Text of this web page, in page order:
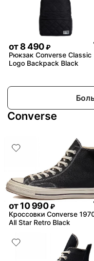
от8 490 ₽
Рюкзак Converse Classic
Logo Backpack Black
Converse
от10 990 ₽
Кроссовки Converse
All Star Retro Black